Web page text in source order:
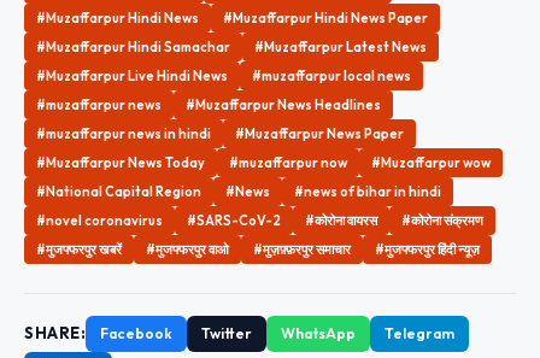
#Muzaffarpur Hindi News
#Muzaffarpur Hindi News Paper
#Muzaffarpur Hindi Samachar
#Muzaffarpur Latest News
#Muzaffarpur Live Hindi News
#muzaffarpur local news
#muzaffarpur news
#Muzaffarpur News Headlines
#muzaffarpur news in hindi
#Muzaffarpur News Paper
#Muzaffarpur News Today
#muzaffarpur now
#Muzaffarpur wow
#National Capital Region
#News
#news of bihar in hindi
#novel coronavirus
#SARS-CoV-2 #कोरोना वायरस
#कोरोना संक्रमण
#मुजफ्फरपुर खबरें
#मुजफ्फरपुर वाओ #मुज़फ़्फ़रपुर समाचार #मुजफ्फरपुर हिंदी न्यूज़
SHARE: Facebook Twitter WhatsApp
Telegram